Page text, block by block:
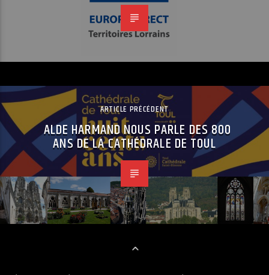
ARTICLE PRÉCÉDENT
ALDE HARMAND NOUS PARLE DES 800
ANS DE LA CATHÉDRALE DE TOUL